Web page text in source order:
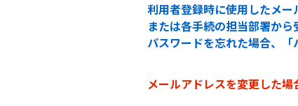
利用者登録時に使用したメー
または各手続の担当部署から
パスワードを忘れた場合、「
メールアドレスを変更した場